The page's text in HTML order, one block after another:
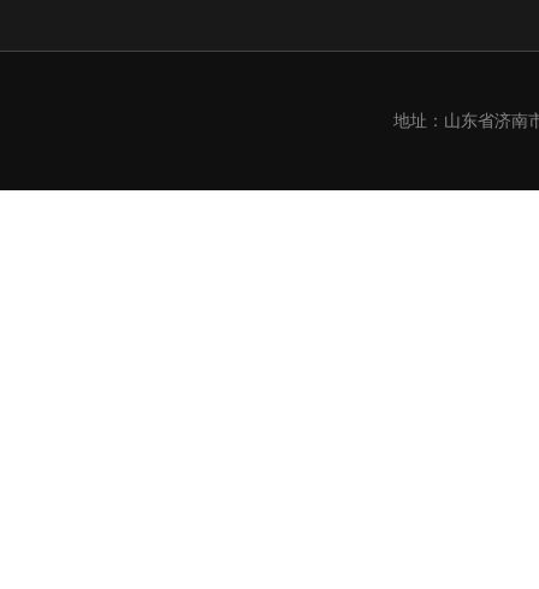
地址：山东省济南